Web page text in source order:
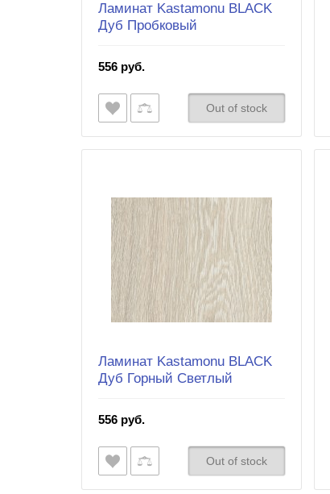
Ламинат Kastamonu BLACK
Дуб Пробковый
556 руб.
Out of stock
Ламинат Kastamonu BLACK
Дуб Горный Светлый
556 руб.
Out of stock